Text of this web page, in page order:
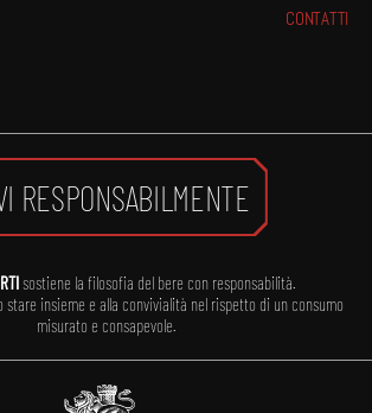
CONTATTI
RESPONSABILMENTE
sostiene la filosofia del bere con responsabilità.
stare insieme e alla convivialità nel rispetto di un consumo
misurato e consapevole.